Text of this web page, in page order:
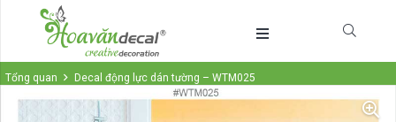
Tổng quan Decal động lực dán tường – WTM025